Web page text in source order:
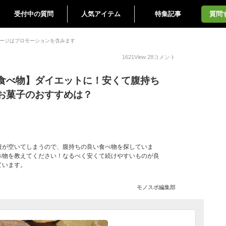
受付中の質問 人気アイテム 特集記事 質問
ジはプロモーションを含みます
1621View 28コメント
べ物】ダイエットに！安くて腹持ち
菓子のおすすめは？
空いてしまうので、腹持ちの良い食べ物を探していま
を教えてください！なるべく安くて続けやすいものが良
ます。
モノスポ編集部